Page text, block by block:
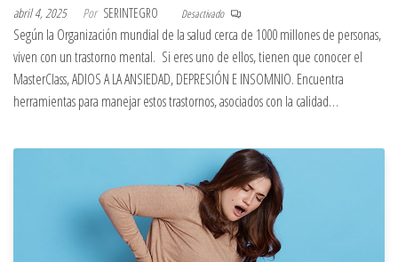
abril 4, 2025 Por SERINTEGRO Desactivado
Según la Organización mundial de la salud cerca de 1000 millones de personas,
viven con un trastorno mental. Si eres uno de ellos, tienen que conocer el
MasterClass, ADIOS A LA ANSIEDAD, DEPRESIÓN E INSOMNIO. Encuentra
herramientas para manejar estos trastornos, asociados con la calidad…